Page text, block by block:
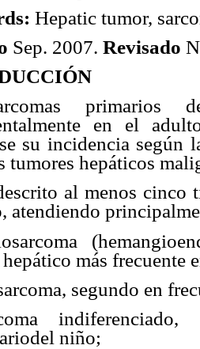
Hepatic tumor,
Sep. 2007. Revisado
primarios
en el
su incidencia según
tumores hepáticos
al menos cinco
atendiendo
hepático más frecuente
segundo en
indiferenciado,
niño;